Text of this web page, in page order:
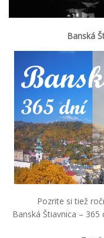
Banská
Pozrite si tiež
Banská Štiavnica –